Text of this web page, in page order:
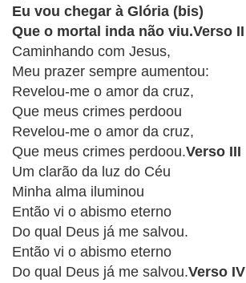
MINI
DOC
REVIEW
PLAYBACK
AUTORES
DA
HARPA
LISTAS
Eu vou chegar à Glória (bis)
Que o mortal inda não viu.Verso II
Caminhando com Jesus,
Meu prazer sempre aumentou:
Revelou-me o amor da cruz,
Que meus crimes perdoou
Revelou-me o amor da cruz,
Que meus crimes perdoou.Verso III
Um clarão da luz do Céu
Minha alma iluminou
Então vi o abismo eterno
Do qual Deus já me salvou.
Então vi o abismo eterno
Do qual Deus já me salvou.Verso IV